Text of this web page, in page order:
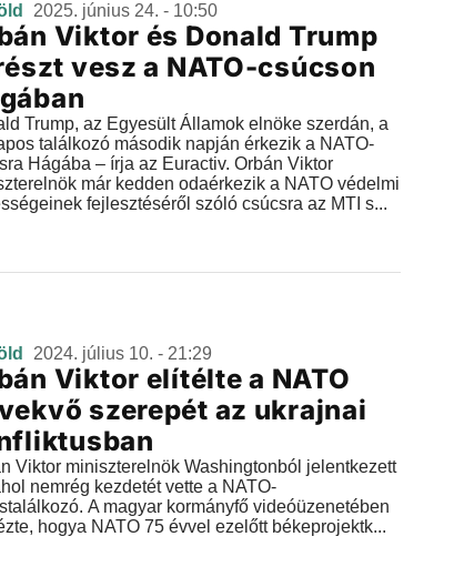
2025. június 24. - 10:50
Viktor és Donald Trump
vesz a NATO-csúcson
Trump, az Egyesült Államok elnöke szerdán, a
találkozó második napján érkezik a NATO-
Hágába – írja az Euractiv. Orbán Viktor
már kedden odaérkezik a NATO védelmi
fejlesztéséről szóló csúcsra az MTI s...
2024. július 10. - 21:29
Viktor elítélte a NATO
szerepét az ukrajnai
Viktor miniszterelnök Washingtonból jelentkezett
nemrég kezdetét vette a NATO-
A magyar kormányfő videóüzenetében
hogya NATO 75 évvel ezelőtt békeprojektk...